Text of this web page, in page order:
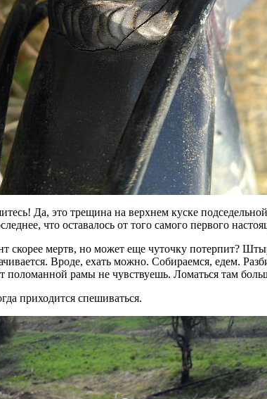
Да, это трещина на верхнем куске
что оставалось от того самого первого
скорее мертв, но может еще чуточку потерпит?
Вроде, ехать можно. Собираемся, едем.
рамы не чувствуешь. Ломаться там
приходится спешиваться.